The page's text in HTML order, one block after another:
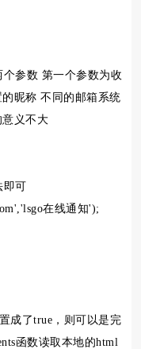
参数 第一个参数为收
昵称 不同的邮箱系统
义不大
可
在线通知');
了true，则可以是完
函数读取本地的html